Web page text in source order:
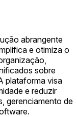
abrangente
e otimiza o
sobre
plataforma visa
e reduzir
gerenciamento de